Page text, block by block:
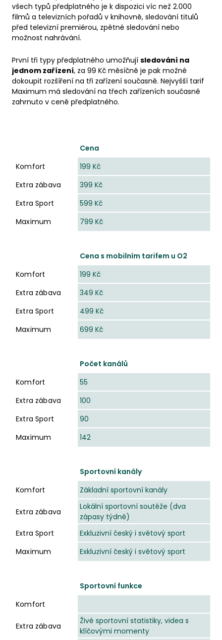
všech typů předplatného je k dispozici víc než 2.000
filmů a televizních pořadů v knihovně, sledování titulů
před televizní premiérou, zpětné sledování nebo
možnost nahrávání.
První tři typy předplatného umožňují sledování na
jednom zařízení, za 99 Kč měsíčně je pak možné
dokoupit rozšíření na tři zařízení současně. Nejvyšší tarif
Maximum má sledování na třech zařízeních současně
zahrnuto v ceně předplatného.
Cena
Komfort
199 Kč
Extra zábava
399 Kč
Extra Sport
599 Kč
Maximum
799 Kč
Cena s mobilním tarifem u O2
Komfort
199 Kč
Extra zábava
349 Kč
Extra Sport
499 Kč
Maximum
699 Kč
Počet kanálů
Komfort
55
Extra zábava
100
Extra Sport
90
Maximum
142
Sportovní kanály
Komfort
Základní sportovní kanály
Extra zábava
Lokální sportovní soutěže (dva
zápasy týdně)
Extra Sport
Exkluzivní český i světový sport
Maximum
Exkluzivní český i světový sport
Sportovní funkce
Komfort
Extra zábava
Živé sportovní statistiky, videa s
klíčovými momenty